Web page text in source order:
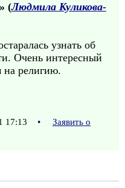
» (Людмила Куликова-
узнать об
Очень интересный
на религию.
17:13 •
Заявить о